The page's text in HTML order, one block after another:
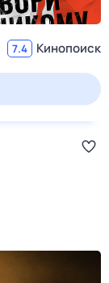
7.4 Кинопоиск